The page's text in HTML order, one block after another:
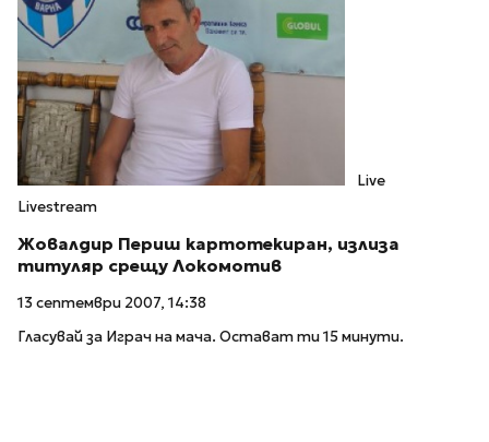
Live
Livestream
Жовалдир Периш картотекиран, излиза
титуляр срещу Локомотив
13 септември 2007, 14:38
Гласувай за Играч на мача. Остават ти 15 минути.